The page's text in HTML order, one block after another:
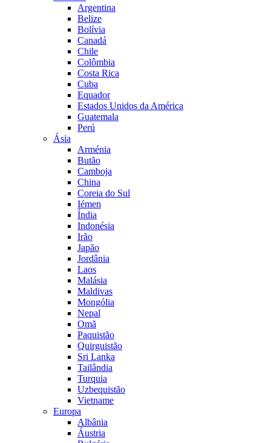
Argentina
Belize
Bolívia
Canadá
Chile
Colômbia
Costa Rica
Cuba
Equador
Estados Unidos da América
Guatemala
Perú
Ásia
Arménia
Butão
Camboja
China
Coreia do Sul
Iémen
Índia
Indonésia
Irão
Japão
Jordânia
Laos
Malásia
Maldivas
Mongólia
Nepal
Omã
Paquistão
Quirguistão
Sri Lanka
Tailândia
Turquia
Uzbequistão
Vietname
Europa
Albânia
Áustria